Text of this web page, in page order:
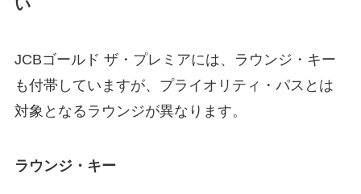
い
JCBゴールド ザ・プレミアには、ラウンジ・キー
も付帯していますが、プライオリティ・パスとは
対象となるラウンジが異なります。
ラウンジ・キー